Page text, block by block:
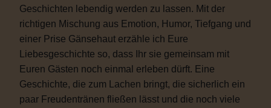
Geschichten lebendig werden zu lassen. Mit der
richtigen Mischung aus Emotion, Humor, Tiefgang und
einer Prise Gänsehaut erzähle ich Eure
Liebesgeschichte so, dass Ihr sie gemeinsam mit
Euren Gästen noch einmal erleben dürft. Eine
Geschichte, die zum Lachen bringt, die sicherlich ein
paar Freudentränen fließen lässt und die noch viele